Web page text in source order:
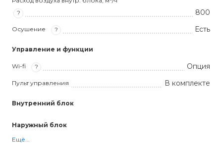
?
800
Осушение ? Есть
Управление и функции
Wi-fi ? Опция
Пульт управления В комплекте
Внутренний блок
Наружный блок
Ещё...